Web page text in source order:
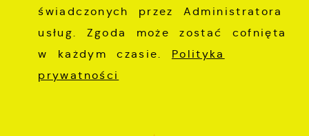
świadczonych przez Administratora
usług. Zgoda może zostać cofnięta
w każdym czasie. Polityka
prywatności